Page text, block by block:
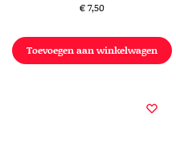
€7,50
Toevoegen aan winkelwagen